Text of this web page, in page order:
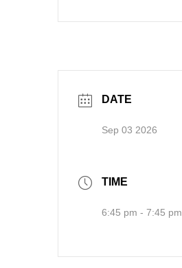
DATE
Sep 03 2026
TIME
6:45 pm - 7:45 pm